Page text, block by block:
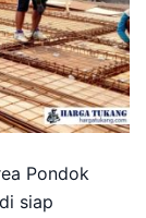
Pondok
siap